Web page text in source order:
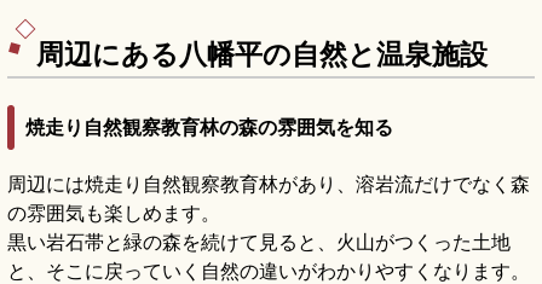
周辺にある八幡平の自然と温泉施設
焼走り自然観察教育林の森の雰囲気を知る
周辺には焼走り自然観察教育林があり、溶岩流だけでなく森
の雰囲気も楽しめます。
黒い岩石帯と緑の森を続けて見ると、火山がつくった土地
と、そこに戻っていく自然の違いがわかりやすくなります。